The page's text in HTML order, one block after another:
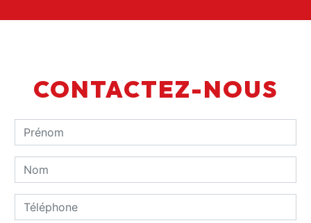
CONTACTEZ-NOUS